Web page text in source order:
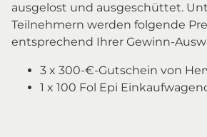
ausgelost und ausgeschüttet.
Teilnehmern werden folgende
entsprechend Ihrer Gewinn-
3 x 300-€-Gutschein von
1 x 100 Fol Epi